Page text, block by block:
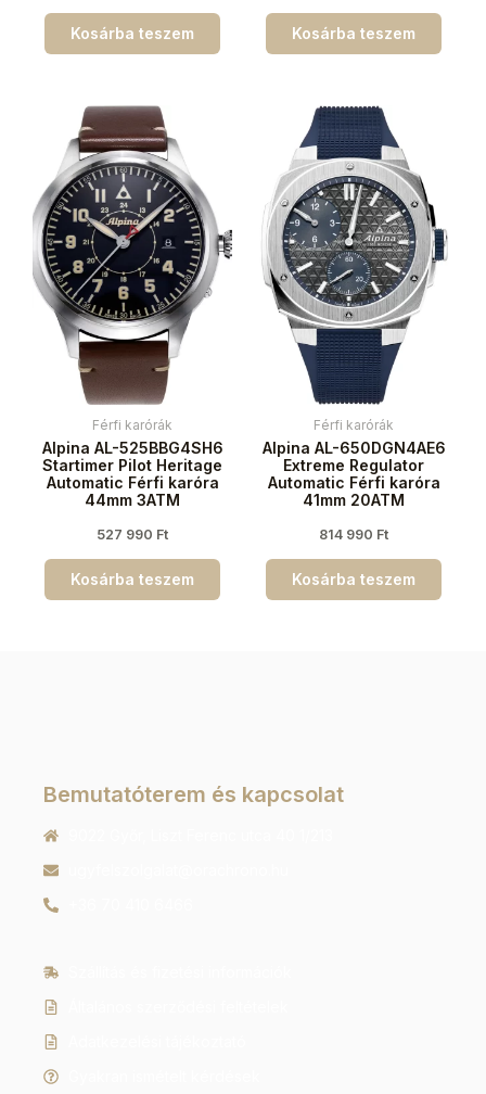
Kosárba teszem Kosárba teszem
Férfi karórák
Alpina AL-525BBG4SH6
Startimer Pilot Heritage
Automatic Férfi karóra
44mm 3ATM
527 990 Ft
Kosárba teszem
Férfi karórák
Alpina AL-650DGN4AE6
Extreme Regulator
Automatic Férfi karóra
41mm 20ATM
814 990 Ft
Kosárba teszem
Bemutatóterem és kapcsolat